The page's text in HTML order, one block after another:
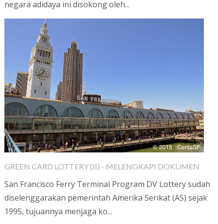
negara adidaya ini disokong oleh...
GREEN CARD LOTTERY (II) - MELENGKAPI DOKUMEN
San Francisco Ferry Terminal Program DV Lottery sudah
diselenggarakan pemerintah Amerika Serikat (AS) sejak
1995, tujuannya menjaga ko...